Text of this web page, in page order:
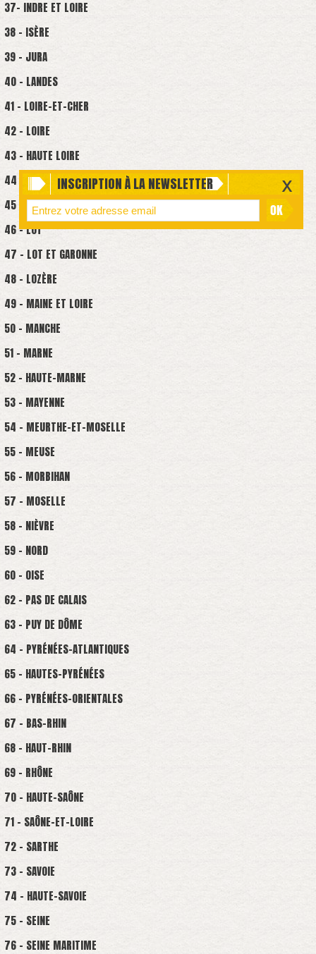
37- INDRE ET LOIRE
38 - ISÈRE
39 - JURA
40 - LANDES
41 - LOIRE-ET-CHER
42 - LOIRE
43 - HAUTE LOIRE
44 - LOIRE-ATLANTIQUE
45 - LOIRET
46 - LOT
47 - LOT ET GARONNE
48 - LOZÈRE
49 - MAINE ET LOIRE
50 - MANCHE
51 - MARNE
52 - HAUTE-MARNE
53 - MAYENNE
54 - MEURTHE-ET-MOSELLE
55 - MEUSE
56 - MORBIHAN
57 - MOSELLE
58 - NIÈVRE
59 - NORD
60 - OISE
62 - PAS DE CALAIS
63 - PUY DE DÔME
64 - PYRÉNÉES-ATLANTIQUES
65 - HAUTES-PYRÉNÉES
66 - PYRÉNÉES-ORIENTALES
67 - BAS-RHIN
68 - HAUT-RHIN
69 - RHÔNE
70 - HAUTE-SAÔNE
71 - SAÔNE-ET-LOIRE
72 - SARTHE
73 - SAVOIE
74 - HAUTE-SAVOIE
75 - SEINE
76 - SEINE MARITIME
INSCRIPTION À LA NEWSLETTER